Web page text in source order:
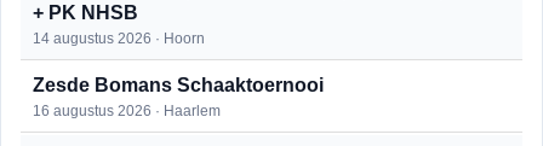
+ PK NHSB
14 augustus 2026 · Hoorn
Zesde Bomans Schaaktoernooi
16 augustus 2026 · Haarlem